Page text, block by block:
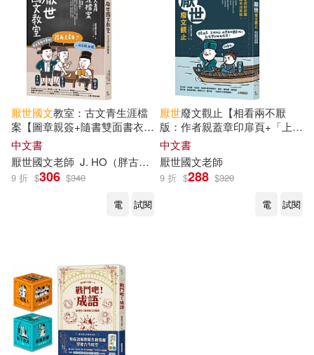
厭世國文教室：古文青生涯檔
案【圖章親簽+隨書雙面書衣我
就廢桌遊】
中文書
厭世國文老師 J. HO（胖古人）
9 折 $306 $340
電
試閱
厭世廢文觀止【相看兩不厭
版：作者親蓋章印扉頁+「上課
不要傳紙條」便條本】：英雄
豪傑競靠腰，
中文書
厭世國文老師
9 折 $288 $320
電
試閱